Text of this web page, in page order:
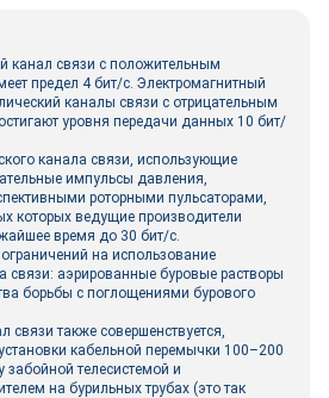
канал связи с положительным
предел 4 бит/с. Электромагнитный
каналы связи с отрицательным
уровня передачи данных 10 бит/
канала связи, использующие
импульсы давления,
роторными пульсаторами,
которых ведущие производители
время до 30 бит/с.
на использование
связи: аэрированные буровые растворы
борьбы с поглощениями бурового
связи также совершенствуется,
кабельной перемычки 100–200
телесистемой и
на бурильных трубах (это так